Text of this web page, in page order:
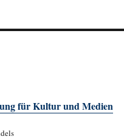
für Kultur und Medien